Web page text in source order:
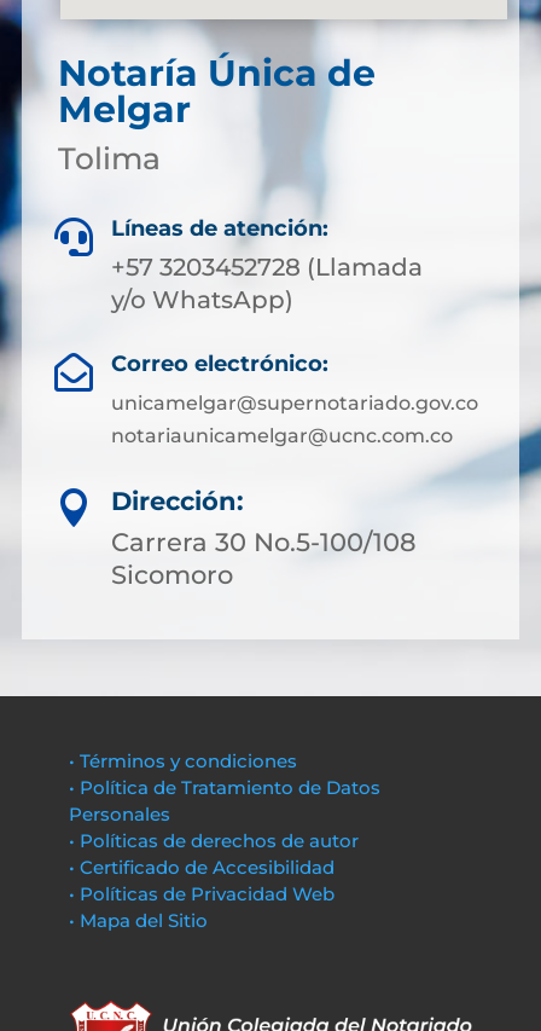
Notaría Única de
Melgar
Tolima
 Líneas de atención:
+57 3203452728 (Llamada
y/o WhatsApp)
 Correo electrónico:
unicamelgar@supernotariado.gov.co
notariaunicamelgar@ucnc.com.co

Dirección:
Carrera 30 No.5-100/108
Sicomoro
• Términos y condiciones
• Política de Tratamiento de Datos
Personales
• Políticas de derechos de autor
• Certificado de Accesibilidad
• Políticas de Privacidad Web
• Mapa del Sitio